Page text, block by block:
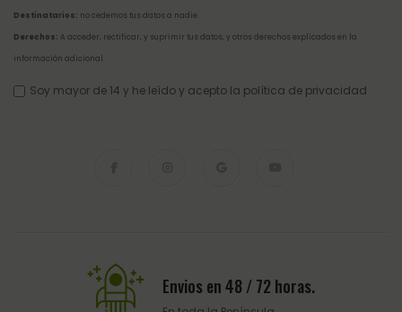
Destinatarios: no cedemos tus datos a nadie.
Derechos: A acceder, rectificar, y suprimir tus datos, y otros derechos explicados en la
información adicional
Soy mayor de 14 y he leído y acepto la política de privacidad
Envios en 48 / 72 horas.